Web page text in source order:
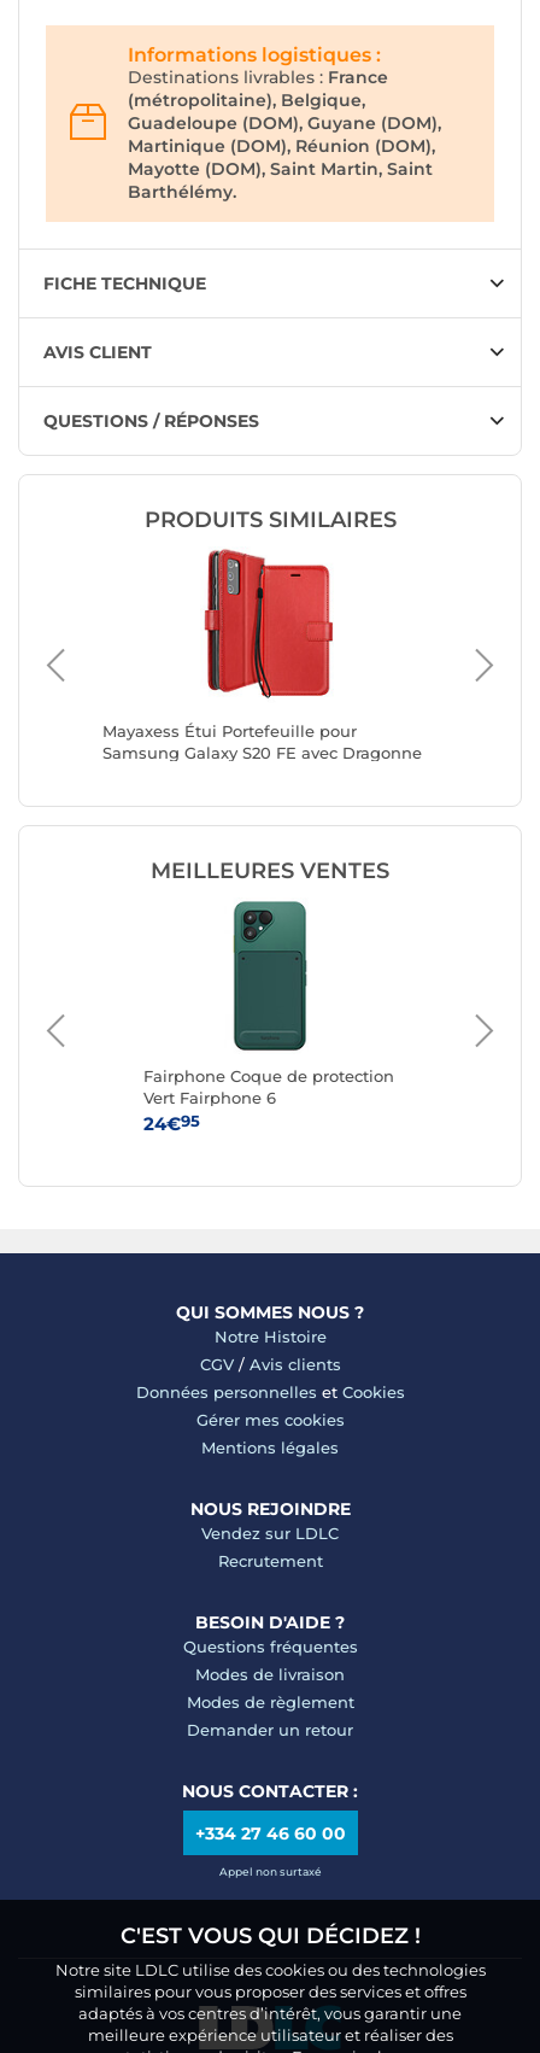
C'EST VOUS QUI DÉCIDEZ !
Notre site LDLC utilise des cookies ou des technologies
similaires pour vous proposer des services et offres
adaptés à vos centres d’intérêt, vous garantir une
meilleure expérience utilisateur et réaliser des
Informations logistiques :
Destinations livrables : France
(métropolitaine), Belgique,
Guadeloupe (DOM), Guyane (DOM),
Martinique (DOM), Réunion (DOM),
Mayotte (DOM), Saint Martin, Saint
Barthélémy.
FICHE TECHNIQUE
AVIS CLIENT
QUESTIONS / RÉPONSES
PRODUITS SIMILAIRES
Mayaxess Étui Portefeuille pour
Samsung Galaxy S20 FE avec Dragonne
MEILLEURES VENTES
Fairphone Coque de protection
Vert Fairphone 6
24€95
QUI SOMMES NOUS ?
Notre Histoire
CGV/ Avis clients
Données personnelles et Cookies
Gérer mes cookies
Mentions légales
NOUS REJOINDRE
Vendez sur LDLC
Recrutement
BESOIN D'AIDE ?
Questions fréquentes
Modes de livraison
Modes de règlement
Demander un retour
NOUS CONTACTER :
+334 27 46 60 00
Appel non surtaxé